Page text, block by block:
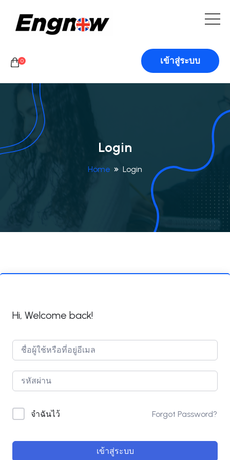
0 เข้าสู่ระบบ
Login
Home Login
Hi, Welcome back!
จำฉันไว้ Forgot Password?
เข้าสู่ระบบ